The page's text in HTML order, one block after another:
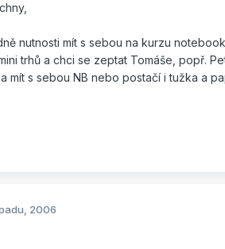
nutnosti mít s sebou na kurzu
trhů a chci se zeptat Tomáše, popř.
mít s sebou NB nebo postačí i tužka a
2006